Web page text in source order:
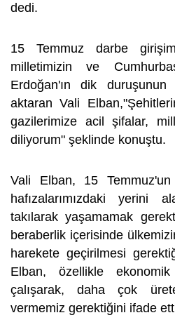
dedi.
15 Temmuz darbe
milletimizin ve
Erdoğan'ın dik duruşunun
aktaran Vali
gazilerimize acil şifalar,
diliyorum" şeklinde konuştu.
Vali Elban, 15
hafızalarımızdaki yerini
takılarak yaşamamak
beraberlik içerisinde
harekete geçirilmesi
Elban, özellikle
çalışarak, daha çok
vermemiz gerektiğini ifade